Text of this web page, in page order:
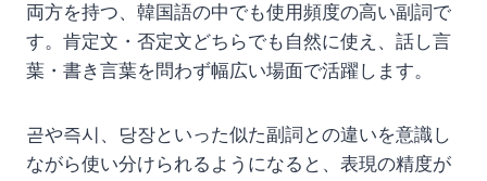
両方を持つ、韓国語の中でも使用頻度の高い副詞で
す。肯定文・否定文どちらでも自然に使え、話し言
葉・書き言葉を問わず幅広い場面で活躍します。
곧や즉시、당장といった似た副詞との違いを意識し
ながら使い分けられるようになると、表現の精度が